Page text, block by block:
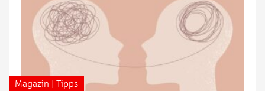
Magazin | Tipps